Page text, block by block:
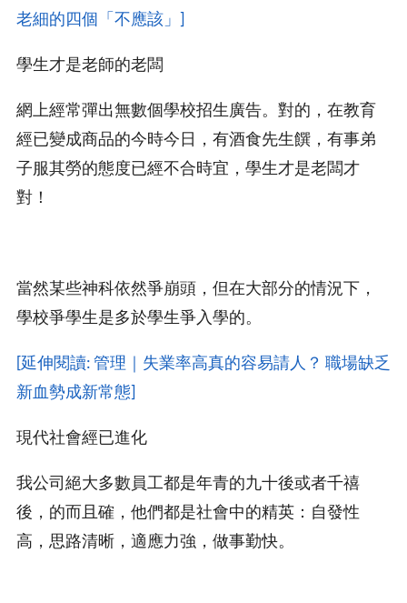
老細的四個「不應該」]
學生才是老師的老闆
網上經常彈出無數個學校招生廣告。對的，在教育
經已變成商品的今時今日，有酒食先生饌，有事弟
子服其勞的態度已經不合時宜，學生才是老闆才
對！
當然某些神科依然爭崩頭，但在大部分的情況下，
學校爭學生是多於學生爭入學的。
[延伸閱讀: 管理｜失業率高真的容易請人？ 職場缺乏
新血勢成新常態]
現代社會經已進化
我公司絕大多數員工都是年青的九十後或者千禧
後，的而且確，他們都是社會中的精英：自發性
高，思路清晰，適應力強，做事勤快。